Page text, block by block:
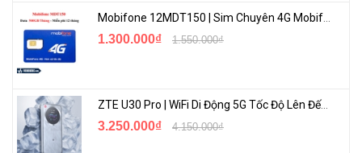
1.300.000₫ 1.550.000₫
ZTE U30 Pro | WiFi Di Động 5G Tốc Độ Lên Đến 500Mbps, Màn Hình Cảm Ứng
3.250.000₫ 4.150.000₫